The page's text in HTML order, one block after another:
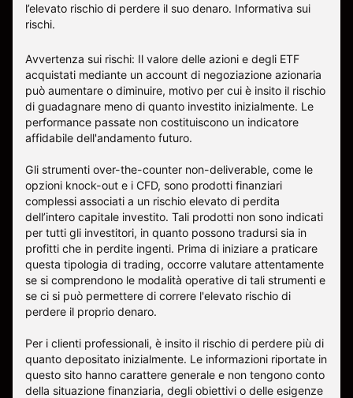
l’elevato rischio di perdere il suo denaro. Informativa sui
rischi.
Avvertenza sui rischi: Il valore delle azioni e degli ETF
acquistati mediante un account di negoziazione azionaria
può aumentare o diminuire, motivo per cui è insito il rischio
di guadagnare meno di quanto investito inizialmente. Le
performance passate non costituiscono un indicatore
affidabile dell'andamento futuro.
Gli strumenti over-the-counter non-deliverable, come le
opzioni knock-out e i CFD, sono prodotti finanziari
complessi associati a un rischio elevato di perdita
dell’intero capitale investito. Tali prodotti non sono indicati
per tutti gli investitori, in quanto possono tradursi sia in
profitti che in perdite ingenti. Prima di iniziare a praticare
questa tipologia di trading, occorre valutare attentamente
se si comprendono le modalità operative di tali strumenti e
se ci si può permettere di correre l'elevato rischio di
perdere il proprio denaro.
Per i clienti professionali, è insito il rischio di perdere più di
quanto depositato inizialmente. Le informazioni riportate in
questo sito hanno carattere generale e non tengono conto
della situazione finanziaria, degli obiettivi o delle esigenze